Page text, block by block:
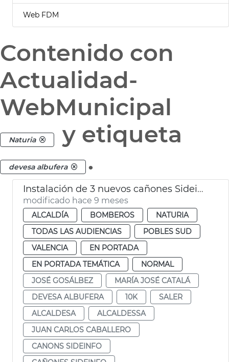
Web FDM
Contenido con
Actualidad-
WebMunicipal
Naturia y etiqueta
devesa albufera .
Instalación de 3 nuevos cañones Sideinfo en El Saler
modificado hace 9 meses
ALCALDÍA BOMBEROS
NATURIA
TODAS LAS AUDIENCIAS
POBLES SUD
VALENCIA
EN PORTADA
EN PORTADA TEMÁTICA
NORMAL
JOSÉ GOSÁLBEZ
MARÍA JOSÉ CATALÁ
DEVESA ALBUFERA
10K
SALER
ALCALDESA
ALCALDESSA
JUAN CARLOS CABALLERO
CANONS SIDEINFO